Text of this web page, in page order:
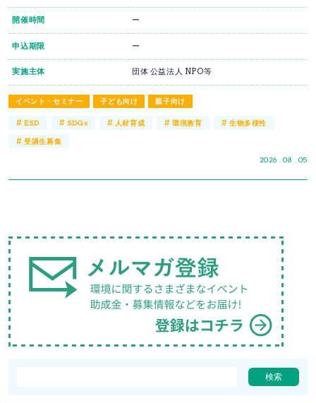
イベント・セミナー 子ども向け 親子向け
2026 . 08 . 05
開催時間 ー
申込期限 ー
実施主体 団体 公益法人 NPO等
#ESD # SDGs # 人材育成 # 環境教育 #生物多様性
#受講生募集